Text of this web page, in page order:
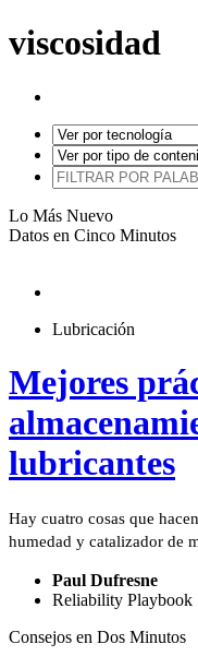
viscosidad
Lo Más Nuevo
Datos en Cinco Minutos
Lubricación
Mejores
lubricantes
Hay cuatro cosas que
humedad y catalizador de
Paul Dufresne
Reliability Playbook
Consejos en Dos Minutos